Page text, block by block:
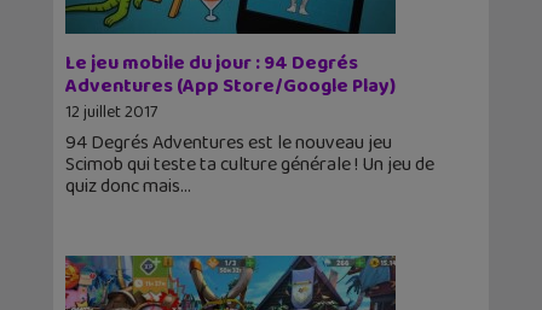
Le jeu mobile du jour : 94 Degrés
Adventures (App Store/Google Play)
12 juillet 2017
94 Degrés Adventures est le nouveau jeu
Scimob qui teste ta culture générale ! Un jeu de
quiz donc mais